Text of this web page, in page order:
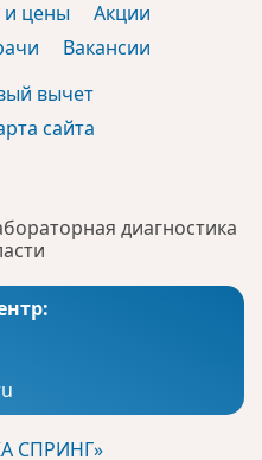
диагностика
СПРИНГ»
и цены
Акции
Вакансии
вычет
сайта